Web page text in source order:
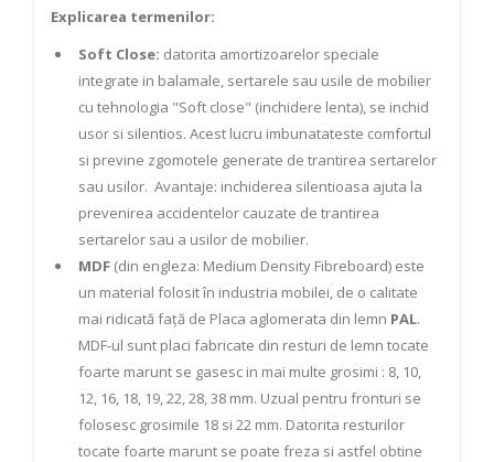
Explicarea termenilor:
Soft Close: datorita amortizoarelor speciale
integrate in balamale, sertarele sau usile de mobilier
cu tehnologia "Soft close" (inchidere lenta), se inchid
usor si silentios. Acest lucru imbunatateste comfortul
si previne zgomotele generate de trantirea sertarelor
sau usilor. Avantaje: inchiderea silentioasa ajuta la
prevenirea accidentelor cauzate de trantirea
sertarelor sau a usilor de mobilier.
MDF (din engleza: Medium Density Fibreboard) este
un material folosit în industria mobilei, de o calitate
mai ridicată față de Placa aglomerata din lemn PAL.
MDF-ul sunt placi fabricate din resturi de lemn tocate
foarte marunt se gasesc in mai multe grosimi : 8, 10,
12, 16, 18, 19, 22, 28, 38 mm. Uzual pentru fronturi se
folosesc grosimile 18 si 22 mm. Datorita resturilor
tocate foarte marunt se poate freza si astfel obtine